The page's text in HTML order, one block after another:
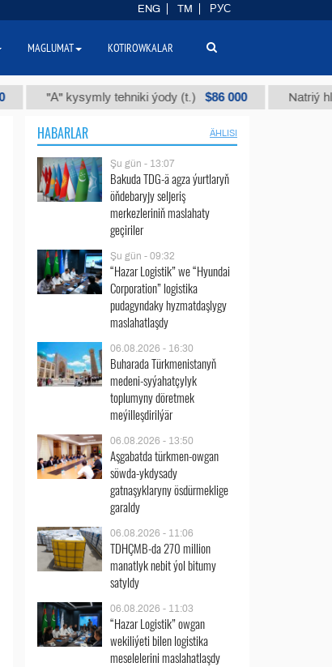
"А" kysymly tehniki ýody (t.) $86 000 Natriý hlorly
HABARLAR ÄHLISI
Şu gün - 13:07
Bakuda TDG-ä agza ýurtlaryň
öňdebaryjy seljeriş
merkezleriniň maslahaty
geçiriler
Şu gün - 09:32
“Hazar Logistik” we “Hyundai
Corporation” logistika
pudagyndaky hyzmatdaşlygy
maslahatlaşdy
06.08.2026 - 16:30
Buharada Türkmenistanyň
medeni-syýahatçylyk
toplumyny döretmek
meýilleşdirilýär
06.08.2026 - 13:50
Aşgabatda türkmen-owgan
söwda-ykdysady
gatnaşyklaryny ösdürmeklige
garaldy
06.08.2026 - 11:06
TDHÇMB-da 270 million
manatlyk nebit ýol bitumy
satyldy
06.08.2026 - 11:03
“Hazar Logistik” owgan
wekiliýeti bilen logistika
meselelerini maslahatlaşdy
ENG TM РУС
MAGLUMAT KOTIROWKALAR